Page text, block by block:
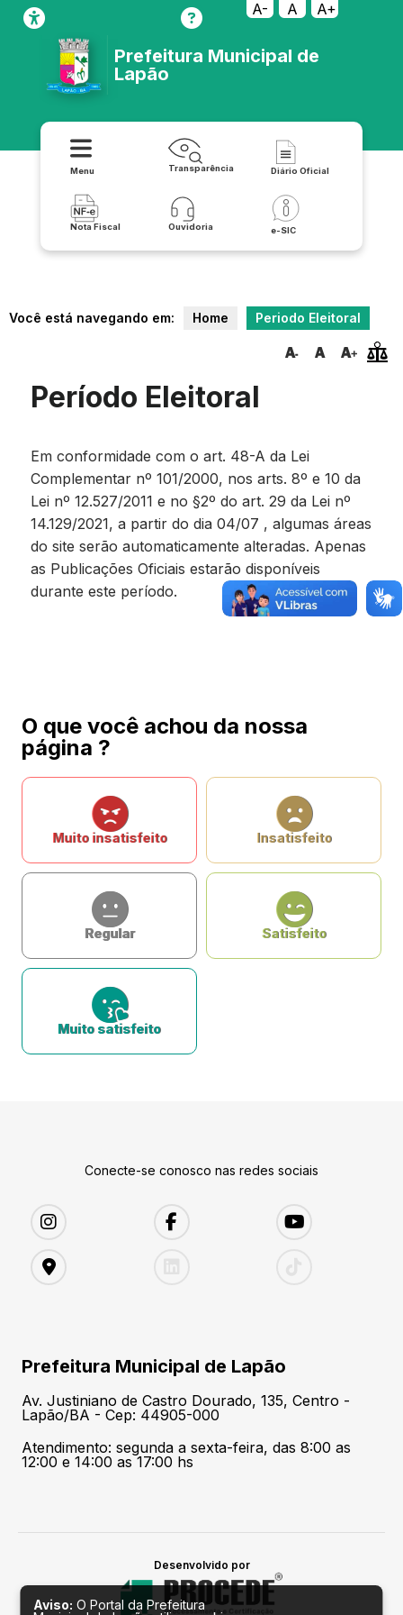
A- A A+
Prefeitura Municipal de
Lapão
Menu Transparência Diário Oficial
Nota Fiscal Ouvidoria e-SIC
Você está navegando em: Home Periodo Eleitoral
Período Eleitoral
Em conformidade com o art. 48-A da Lei
Complementar nº 101/2000, nos arts. 8º e 10 da
Lei nº 12.527/2011 e no §2º do art. 29 da Lei nº
14.129/2021, a partir do dia 04/07 , algumas áreas
do site serão automaticamente alteradas. Apenas
as Publicações Oficiais estarão disponíveis
durante este período.
O que você achou da nossa
página ?
Muito insatisfeito Insatisfeito
Regular Satisfeito
Muito satisfeito
Conecte-se conosco nas redes sociais
Prefeitura Municipal de Lapão
Av. Justiniano de Castro Dourado, 135, Centro -
Lapão/BA - Cep: 44905-000
Atendimento: segunda a sexta-feira, das 8:00 as
12:00 e 14:00 as 17:00 hs
Desenvolvido por
Aviso: O Portal da Prefeitura